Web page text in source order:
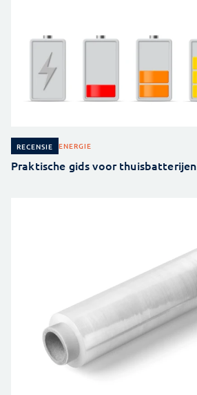
RECENSIE ENERGIE
Praktische gids voor thuisbatterijen